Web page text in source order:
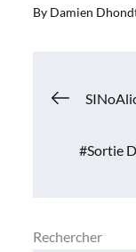
By Damien
de#Sortie
Rechercher